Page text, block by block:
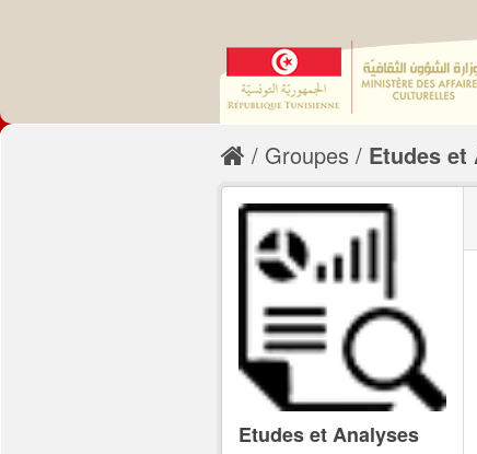
Groupes Etudes et
Etudes et Analyses